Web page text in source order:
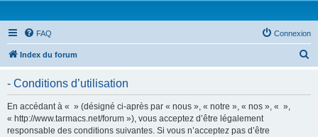
FAQ Connexion
Index du forum
- Conditions d’utilisation
En accédant à « » (désigné ci-après par « nous », « notre », « nos », « »,
« http://www.tarmacs.net/forum »), vous acceptez d’être légalement
responsable des conditions suivantes. Si vous n’acceptez pas d’être